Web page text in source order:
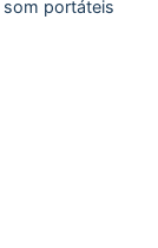
portáteis